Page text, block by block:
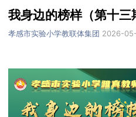
我身边的榜样（第十三
孝感市实验小学教联体集团 2026-